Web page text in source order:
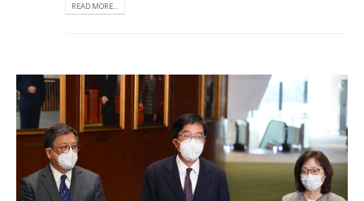
READ MORE...